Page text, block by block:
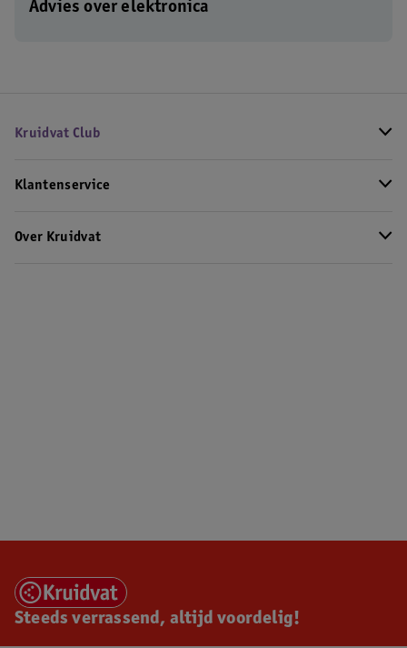
Advies over elektronica
Kruidvat Club
Klantenservice
Over Kruidvat
Steeds verrassend, altijd voordelig!